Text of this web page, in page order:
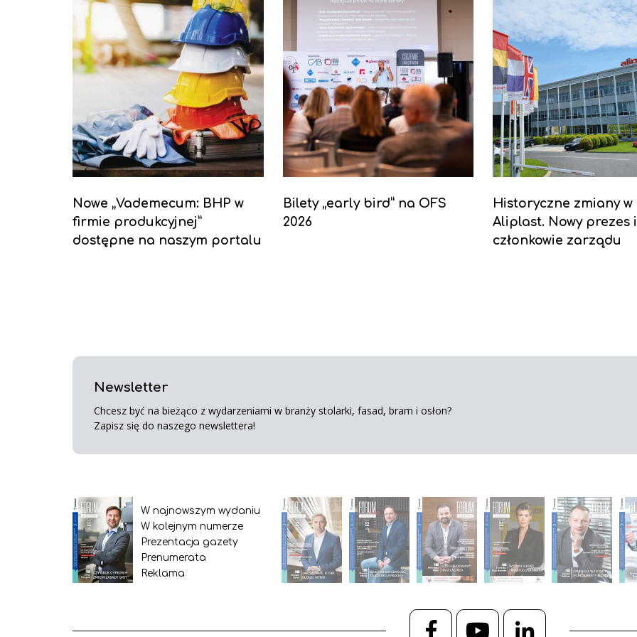
Nowe „Vademecum: BHP w
firmie produkcyjnej”
dostępne na naszym portalu
Bilety „early bird” na OFS
2026
Historyczne zmiany w
Aliplast. Nowy prezes i
członkowie zarządu
Newsletter
Chcesz być na bieżąco z wydarzeniami w branży stolarki, fasad, bram i osłon?
Zapisz się do naszego newslettera!
W najnowszym wydaniu
W kolejnym numerze
Prezentacja gazety
Prenumerata
Reklama
FacebookYouTube
LinkedIn